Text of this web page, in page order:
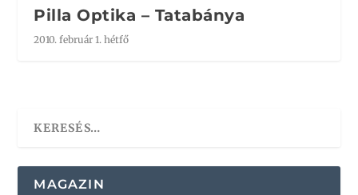
Pilla Optika – Tatabánya
2010. február 1. hétfő
MAGAZIN